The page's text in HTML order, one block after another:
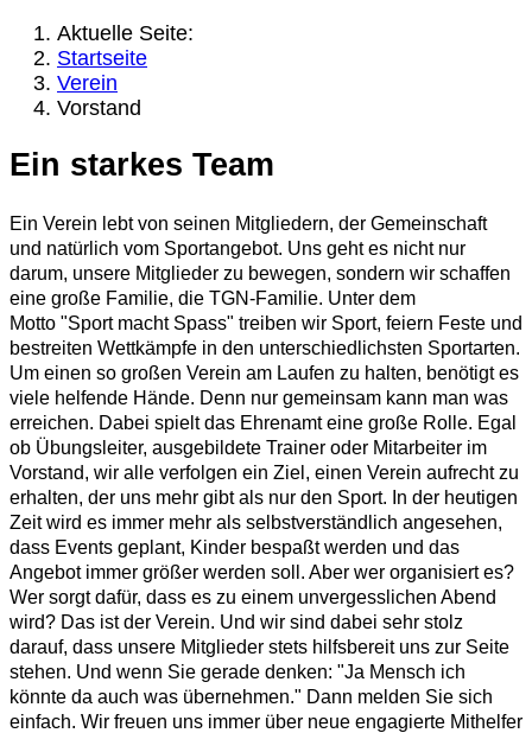
Aktuelle Seite:
Startseite
Verein
Vorstand
Ein starkes Team
Ein Verein lebt von seinen Mitgliedern, der Gemeinschaft
und natürlich vom Sportangebot. Uns geht es nicht nur
darum, unsere Mitglieder zu bewegen, sondern wir schaffen
eine große Familie, die TGN-Familie. Unter dem
Motto "Sport macht Spass" treiben wir Sport, feiern Feste und
bestreiten Wettkämpfe in den unterschiedlichsten Sportarten.
Um einen so großen Verein am Laufen zu halten, benötigt es
viele helfende Hände. Denn nur gemeinsam kann man was
erreichen. Dabei spielt das Ehrenamt eine große Rolle. Egal
ob Übungsleiter, ausgebildete Trainer oder Mitarbeiter im
Vorstand, wir alle verfolgen ein Ziel, einen Verein aufrecht zu
erhalten, der uns mehr gibt als nur den Sport. In der heutigen
Zeit wird es immer mehr als selbstverständlich angesehen,
dass Events geplant, Kinder bespaßt werden und das
Angebot immer größer werden soll. Aber wer organisiert es?
Wer sorgt dafür, dass es zu einem unvergesslichen Abend
wird? Das ist der Verein. Und wir sind dabei sehr stolz
darauf, dass unsere Mitglieder stets hilfsbereit uns zur Seite
stehen. Und wenn Sie gerade denken: "Ja Mensch ich
könnte da auch was übernehmen." Dann melden Sie sich
einfach. Wir freuen uns immer über neue engagierte Mithelfer